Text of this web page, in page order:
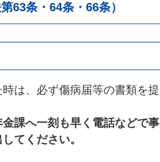
63条・64条・66条）
は、必ず傷病届等の書類を提
課へ一刻も早く電話などで事
てください。